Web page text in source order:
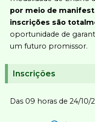
por meio de
inscrições são
oportunidade de
um futuro promissor.
Inscrições
Das 09 horas de 24/10/